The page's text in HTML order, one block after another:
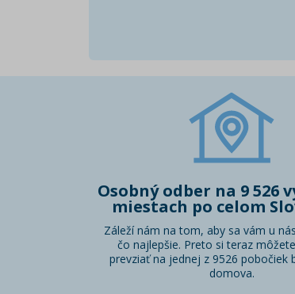
Osobný odber na 9 526
miestach po celom
Záleží nám na tom, aby sa vám u
čo najlepšie. Preto si teraz
prevziať na jednej z 9526 pobočiek
domova.